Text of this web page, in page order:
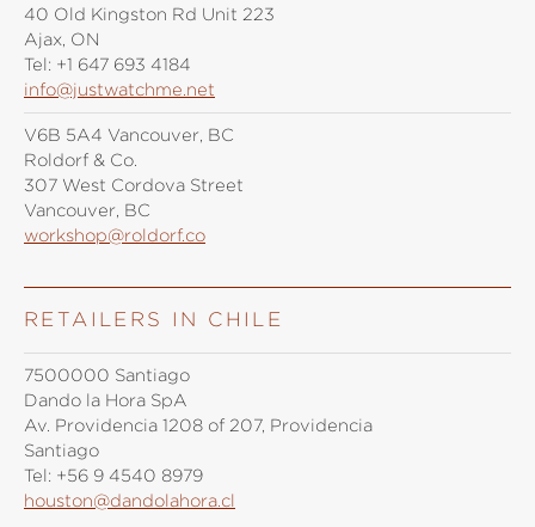
40 Old Kingston Rd Unit 223
Ajax, ON
Tel: +1 647 693 4184
info@justwatchme.net
V6B 5A4 Vancouver, BC
Roldorf & Co.
307 West Cordova Street
Vancouver, BC
workshop@roldorf.co
RETAILERS IN CHILE
7500000 Santiago
Dando la Hora SpA
Av. Providencia 1208 of 207, Providencia
Santiago
Tel: +56 9 4540 8979
houston@dandolahora.cl